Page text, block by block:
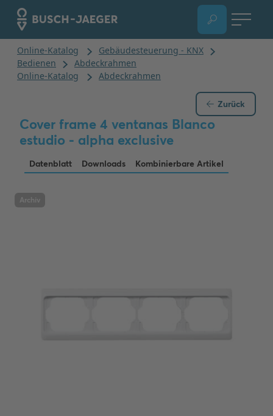
Zurück
Cover frame 4 ventanas Blanco
estudio - alpha exclusive
Datenblatt Downloads Kombinierbare Artikel
Archiv